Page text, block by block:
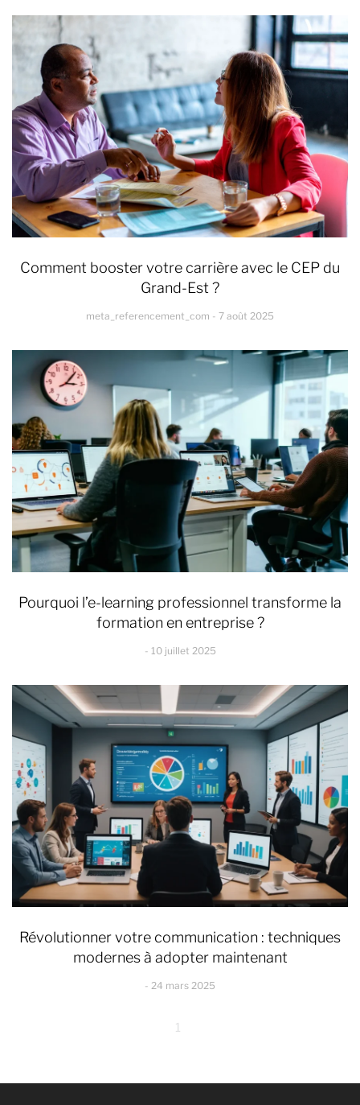
Comment booster votre carrière avec le CEP du
Grand-Est ?
meta_referencement_com 7 août 2025
Pourquoi l’e-learning professionnel transforme la
formation en entreprise ?
10 juillet 2025
Révolutionner votre communication : techniques
modernes à adopter maintenant
24 mars 2025
1